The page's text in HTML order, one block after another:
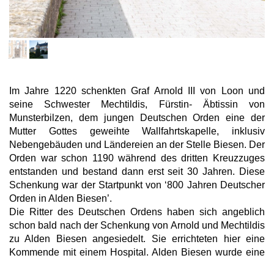
Im Jahre 1220 schenkten Graf Arnold III von Loon und
seine Schwester Mechtildis, Fürstin- Äbtissin von
Munsterbilzen, dem jungen Deutschen Orden eine der
Mutter Gottes geweihte Wallfahrtskapelle, inklusiv
Nebengebäuden und Ländereien an der Stelle Biesen. Der
Orden war schon 1190 während des dritten Kreuzzuges
entstanden und bestand dann erst seit 30 Jahren. Diese
Schenkung war der Startpunkt von ‘800 Jahren Deutscher
Orden in Alden Biesen’.
Die Ritter des Deutschen Ordens haben sich angeblich
schon bald nach der Schenkung von Arnold und Mechtildis
zu Alden Biesen angesiedelt. Sie errichteten hier eine
Kommende mit einem Hospital. Alden Biesen wurde eine